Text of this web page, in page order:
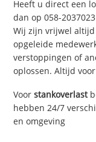
Heeft u direct een
dan op 058-
Wij zijn vrijwel
opgeleide
verstoppingen of
oplossen. Altijd
Voorstankoverlast
hebben 24/7
en omgeving